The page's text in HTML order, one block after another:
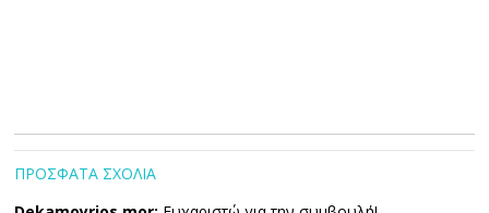
ΠΡΟΣΦΑΤΑ ΣΧΟΛΙΑ